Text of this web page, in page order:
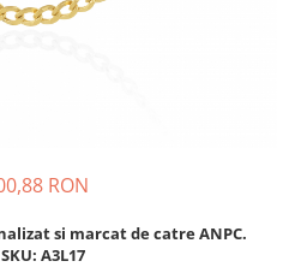
RON
si marcat de catre ANPC.
A3L17